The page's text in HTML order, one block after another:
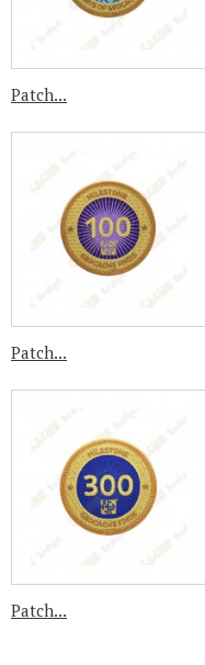
Patch...
Patch...
Patch...